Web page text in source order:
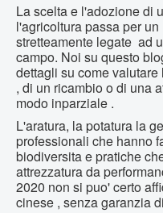
La scelta e l'adozione di
l'agricoltura passa per
stretteamente legate ad
campo. Noi su questo
dettagli su come
, di un ricambio o di una
modo inparziale .
L'aratura, la potatura la
professionali che hanno
biodiversita e pratiche
attrezzatura da
2020 non si puo' certo
cinese , senza garanzia